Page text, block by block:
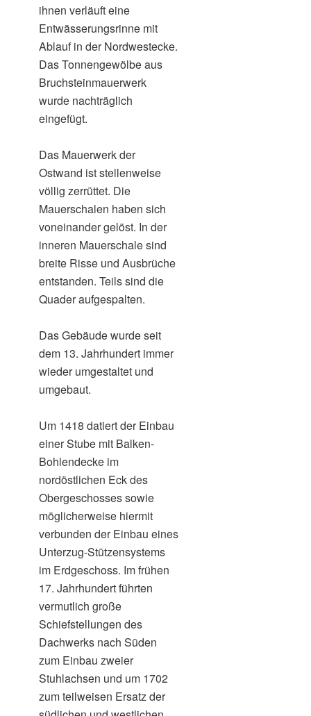
ihnen verläuft eine
Entwässerungsrinne mit
Ablauf in der Nordwestecke.
Das Tonnengewölbe aus
Bruchsteinmauerwerk
wurde nachträglich
eingefügt.
Das Mauerwerk der
Ostwand ist stellenweise
völlig zerrüttet. Die
Mauerschalen haben sich
voneinander gelöst. In der
inneren Mauerschale sind
breite Risse und Ausbrüche
entstanden. Teils sind die
Quader aufgespalten.
Das Gebäude wurde seit
dem 13. Jahrhundert immer
wieder umgestaltet und
umgebaut.
Um 1418 datiert der Einbau
einer Stube mit Balken-
Bohlendecke im
nordöstlichen Eck des
Obergeschosses sowie
möglicherweise hiermit
verbunden der Einbau eines
Unterzug-Stützensystems
im Erdgeschoss. Im frühen
17. Jahrhundert führten
vermutlich große
Schiefstellungen des
Dachwerks nach Süden
zum Einbau zweier
Stuhlachsen und um 1702
zum teilweisen Ersatz der